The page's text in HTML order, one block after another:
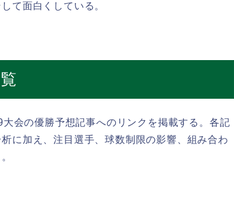
て面白くしている。
会の優勝予想記事へのリンクを掲載する。各記
に加え、注目選手、球数制限の影響、組み合わ